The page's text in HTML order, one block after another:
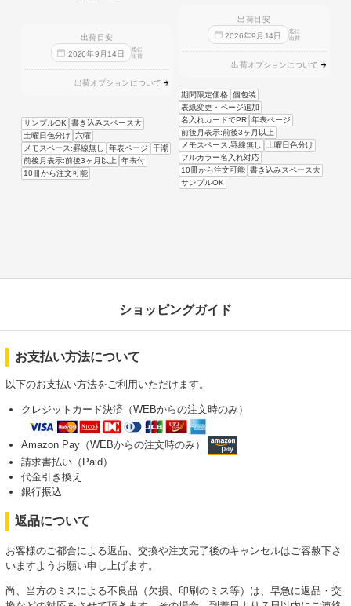
出荷目安
2026年9 月 14日
迄に
出荷
出荷オプションについて
サンプルOK
書き込みスペース大
土曜日色分け
六曜
メモスペース:罫線無し
年表ページ
干潮
前後月表示:前後3ヶ月以上
年表付
10冊から注文可能
出荷目安
2026年9 月 14日
迄に
出荷
出荷オプションについて
期間限定価格 個包装
表紙変更・ページ追加
名入れカードでPR 年表ページ
前後月表示:前後3ヶ月以上
メモスペース:罫線無し
土曜日色分け
フルカラー名入れ対応
10冊から注文可能 書き込みスペース大
サンプルOK
ショッピングガイド
お支払い方法について
以下のお支払い方法をご利用いただけます。
クレジットカード決済（WEBからの注文時のみ）
Amazon Pay（WEBからの注文時のみ）
請求書払い（Paid）
代金引き換え
銀行振込
返品について
お客様のご都合による返品、交換や注文完了後のキャンセルはご容赦下さ
いますようお願い申し上げます。
尚、当方のミスによる不良品（欠損、印刷のミス等）は、早急に返品・交